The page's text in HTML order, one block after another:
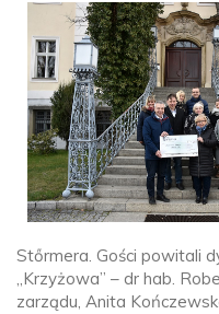
Stőrmera. Gości powitali
„Krzyżowa” – dr hab.
zarządu, Anita